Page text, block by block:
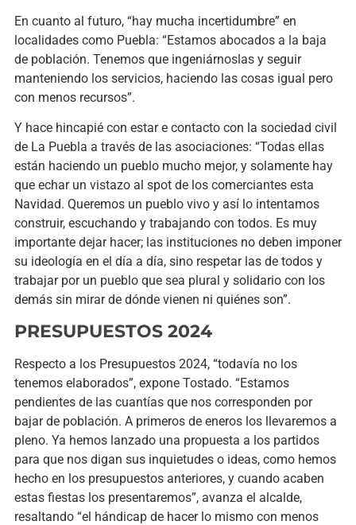
En cuanto al futuro, “hay mucha incertidumbre” en
localidades como Puebla: “Estamos abocados a la baja
de población. Tenemos que ingeniárnoslas y seguir
manteniendo los servicios, haciendo las cosas igual pero
con menos recursos”.
Y hace hincapié con estar e contacto con la sociedad civil
de La Puebla a través de las asociaciones: “Todas ellas
están haciendo un pueblo mucho mejor, y solamente hay
que echar un vistazo al spot de los comerciantes esta
Navidad. Queremos un pueblo vivo y así lo intentamos
construir, escuchando y trabajando con todos. Es muy
importante dejar hacer; las instituciones no deben imponer
su ideología en el día a día, sino respetar las de todos y
trabajar por un pueblo que sea plural y solidario con los
demás sin mirar de dónde vienen ni quiénes son”.
PRESUPUESTOS 2024
Respecto a los Presupuestos 2024, “todavía no los
tenemos elaborados”, expone Tostado. “Estamos
pendientes de las cuantías que nos corresponden por
bajar de población. A primeros de eneros los llevaremos a
pleno. Ya hemos lanzado una propuesta a los partidos
para que nos digan sus inquietudes o ideas, como hemos
hecho en los presupuestos anteriores, y cuando acaben
estas fiestas los presentaremos”, avanza el alcalde,
resaltando “el hándicap de hacer lo mismo con menos